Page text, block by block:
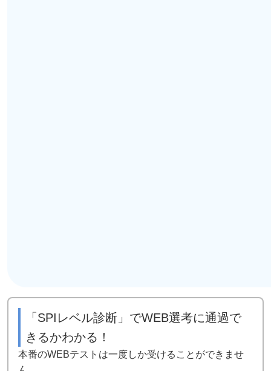
「SPIレベル診断」でWEB選考に通過で
きるかわかる！
本番のWEBテストは一度しか受けることができませ